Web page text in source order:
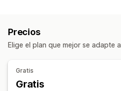
Seguimiento
Bonificaciones de rendimiento
Precios
Elige el plan que mejor se adapte
Gratis
Gratis